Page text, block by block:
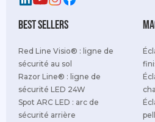
best sellers
Red Line Visio® : ligne de
sécurité au sol
Razor Line® : ligne de
sécurité LED 24W
Spot ARC LED : arc de
sécurité arrière